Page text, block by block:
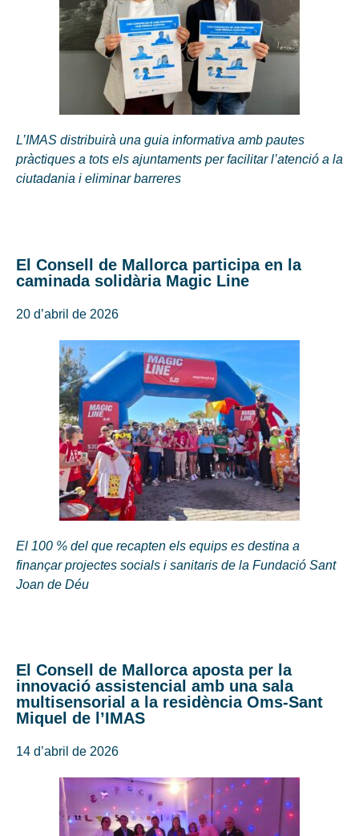
L’IMAS distribuirà una guia informativa amb pautes
pràctiques a tots els ajuntaments per facilitar l’atenció a la
ciutadania i eliminar barreres
El Consell de Mallorca participa en la
caminada solidària Magic Line
20 d’abril de 2026
El 100 % del que recapten els equips es destina a
finançar projectes socials i sanitaris de la Fundació Sant
Joan de Déu
El Consell de Mallorca aposta per la
innovació assistencial amb una sala
multisensorial a la residència Oms-Sant
Miquel de l’IMAS
14 d’abril de 2026